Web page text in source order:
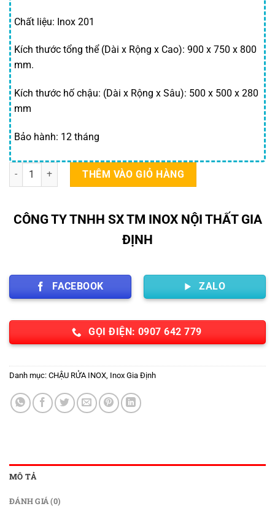
Chất liệu: Inox 201
Kích thước tổng thể (Dài x Rộng x Cao): 900 x 750 x 800
mm.
Kích thước hố chậu: (Dài x Rộng x Sâu): 500 x 500 x 280
mm
Bảo hành: 12 tháng
Chậu rửa công nghiệp đơn hố 700×500 mm số lượng
THÊM VÀO GIỎ HÀNG
CÔNG TY TNHH SX TM INOX NỘI THẤT GIA
ĐỊNH
FACEBOOK ZALO
GỌI ĐIỆN: 0907 642 779
Danh mục: CHẬU RỬA INOX, Inox Gia Định
MÔ TẢ
ĐÁNH GIÁ (0)